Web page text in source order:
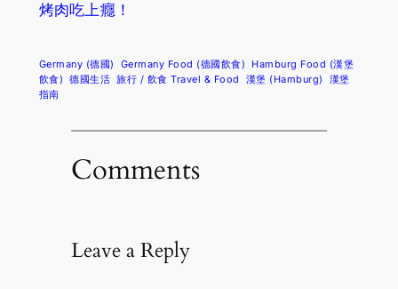
烤肉吃上癮！
Germany (德國) Germany Food (德國飲食)
Hamburg Food (漢堡
飲食) 德國生活 旅行 / 飲食 Travel & Food 漢堡 (Hamburg)
漢堡
指南
Comments
Leave a Reply